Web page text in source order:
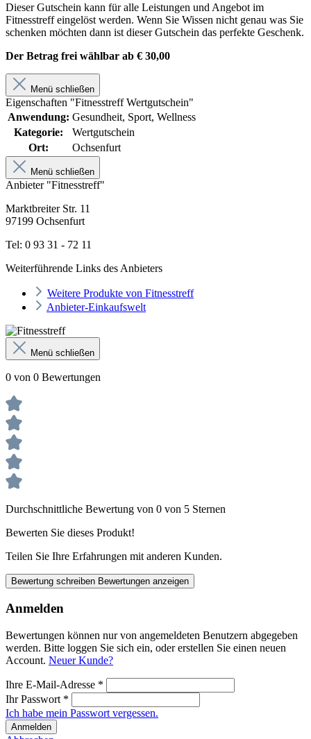
Dieser Gutschein kann für alle Leistungen und Angebot im
Fitnesstreff eingelöst werden. Wenn Sie Wissen nicht genau was Sie
schenken möchten dann ist dieser Gutschein das perfekte Geschenk.
Der Betrag frei wählbar ab € 30,00
Menü schließen
Eigenschaften "Fitnesstreff Wertgutschein"
Anwendung: Gesundheit, Sport, Wellness
Kategorie:
Wertgutschein
Ort:
Ochsenfurt
Menü schließen
Anbieter "Fitnesstreff"
Marktbreiter Str. 11
97199 Ochsenfurt
Tel: 0 93 31 - 72 11
Weiterführende Links des Anbieters
Weitere Produkte von Fitnesstreff
Anbieter-Einkaufswelt
Menü schließen
0 von 0 Bewertungen
Durchschnittliche Bewertung von 0 von 5 Sternen
Bewerten Sie dieses Produkt!
Teilen Sie Ihre Erfahrungen mit anderen Kunden.
Bewertung schreiben Bewertungen anzeigen
Anmelden
Bewertungen können nur von angemeldeten Benutzern abgegeben
werden. Bitte loggen Sie sich ein, oder erstellen Sie einen neuen
Account. Neuer Kunde?
Ihre E-Mail-Adresse *
Ihr Passwort *
Ich habe mein Passwort vergessen.
Anmelden